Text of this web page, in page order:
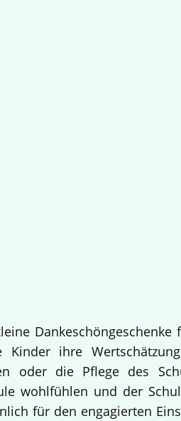
Dankeschöngeschenke
ihre
oder die Pflege des
wohlfühlen und der
für den engagierten